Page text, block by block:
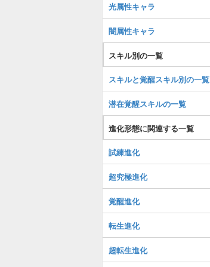
光属性キャラ
闇属性キャラ
スキル別の一覧
スキルと覚醒スキル別の一覧
潜在覚醒スキルの一覧
進化形態に関連する一覧
試練進化
超究極進化
覚醒進化
転生進化
超転生進化